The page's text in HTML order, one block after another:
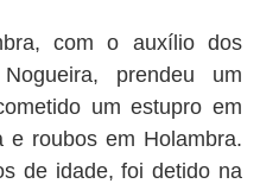
com o auxílio dos
prendeu um
um estupro em
e roubos em Holambra.
de idade, foi detido na